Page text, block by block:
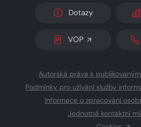
Dotazy
VOP
Autorská práva k
Podmínky pro užívání služby
Informace o zpracování
Jednotná kontaktní